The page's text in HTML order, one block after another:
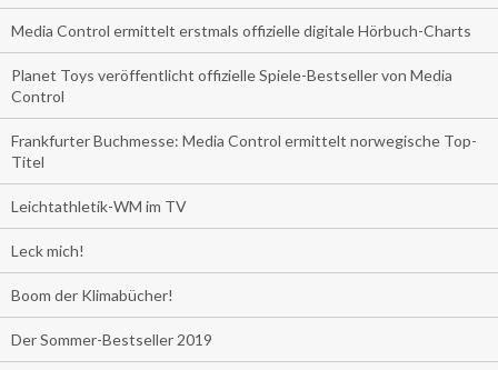
Media Control ermittelt erstmals offizielle digitale Hörbuch-Charts
Planet Toys veröffentlicht offizielle Spiele-Bestseller von Media
Control
Frankfurter Buchmesse: Media Control ermittelt norwegische Top-
Titel
Leichtathletik-WM im TV
Leck mich!
Boom der Klimabücher!
Der Sommer-Bestseller 2019